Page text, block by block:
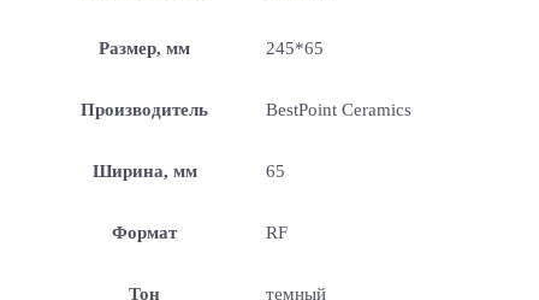
Размер, мм 245*65
Производитель BestPoint Ceramics
Ширина, мм 65
Формат RF
Тон темный